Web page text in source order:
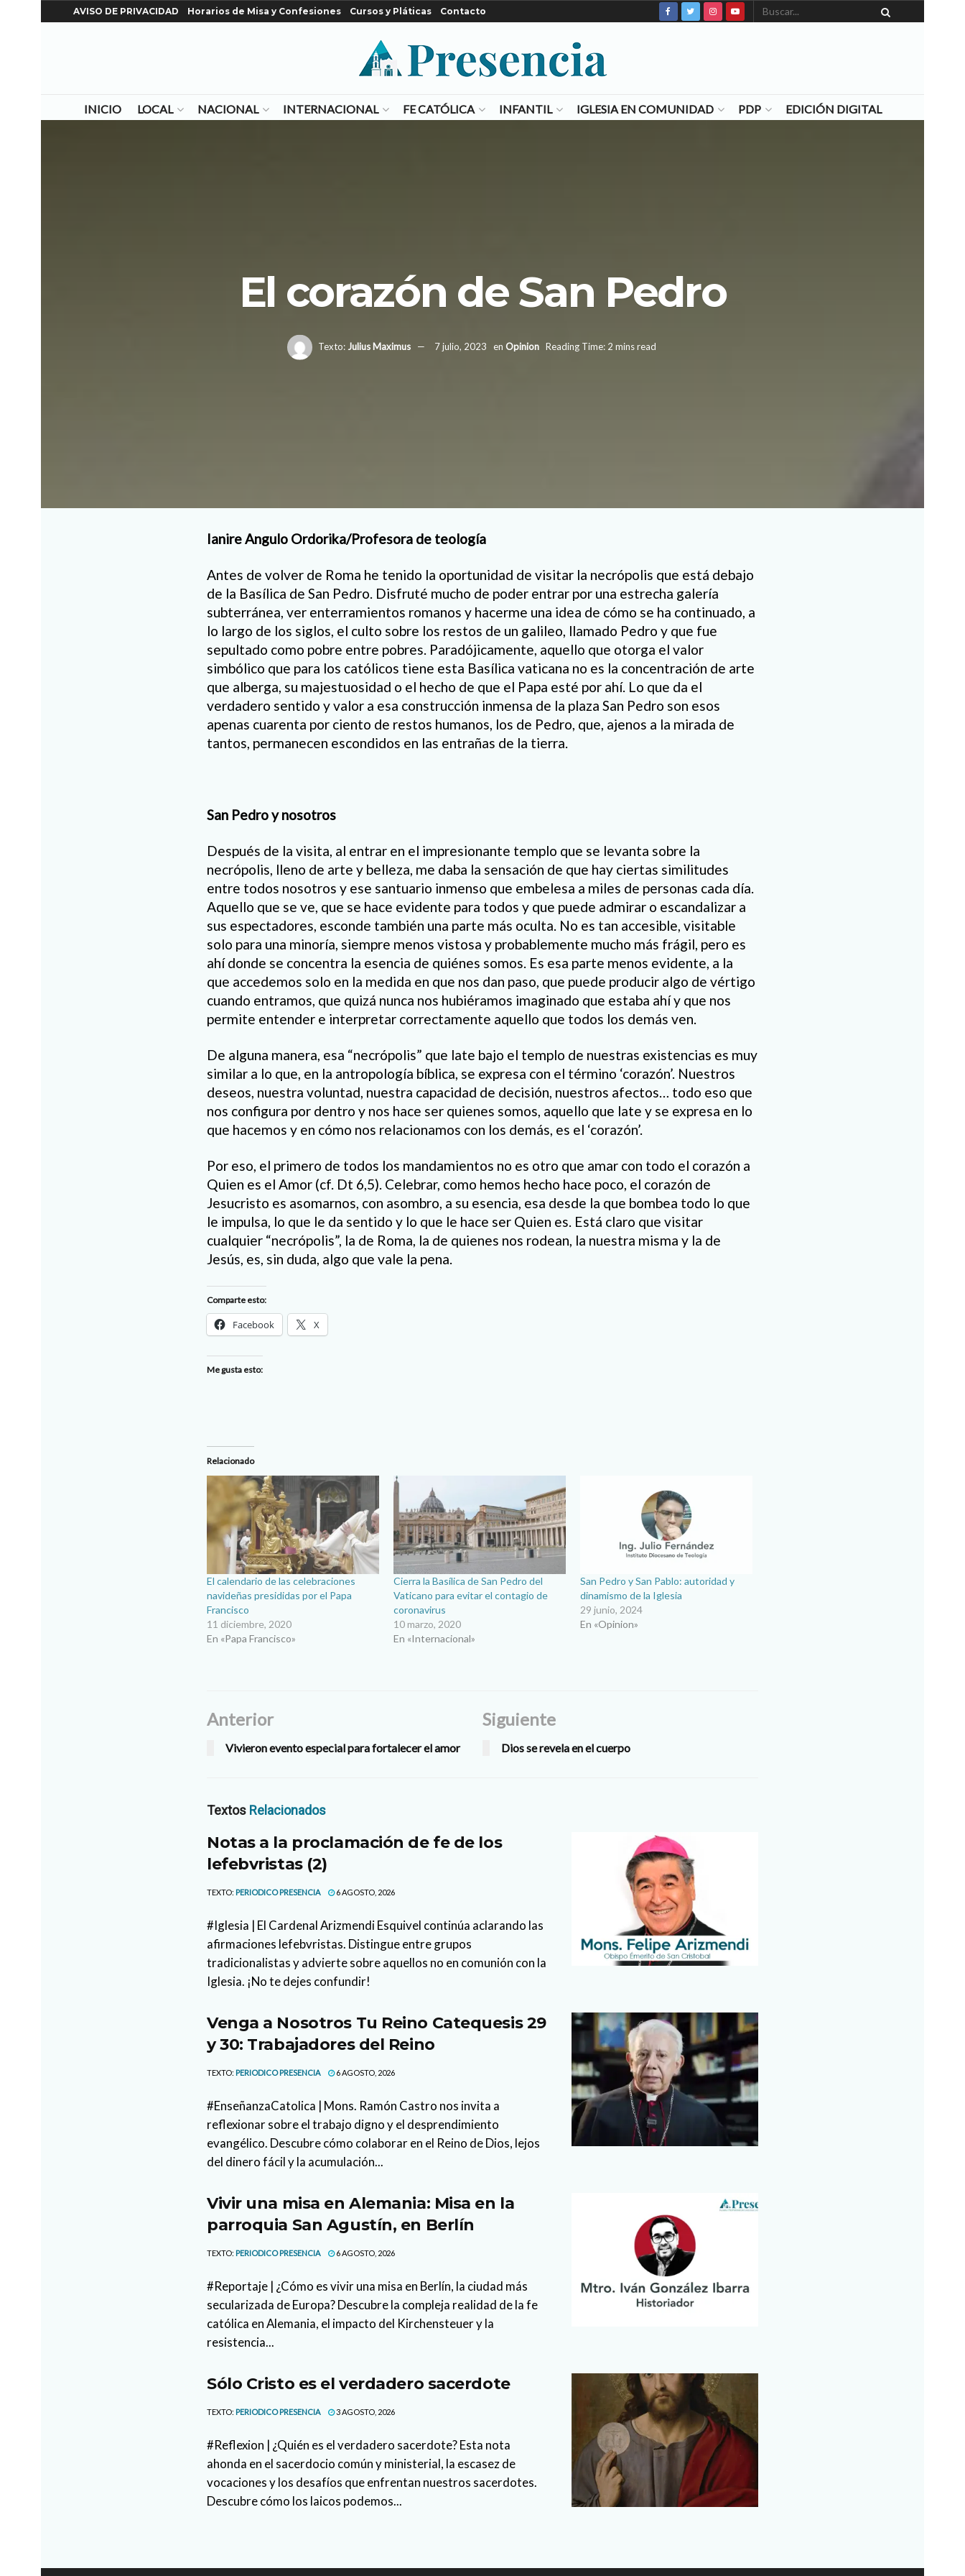
AVISO DE PRIVACIDAD Horarios de Misa y Confesiones Cursos y Pláticas Contacto
INICIO LOCAL NACIONAL INTERNACIONAL FE CATÓLICA INFANTIL IGLESIA EN COMUNIDAD PDP EDICIÓN DIGITAL
El corazón de San Pedro
Texto: Julius Maximus 7 julio, 2023 en Opinion Reading Time: 2 mins read
Ianire Angulo Ordorika/Profesora de teología
Antes de volver de Roma he tenido la oportunidad de visitar la necrópolis que está debajo
de la Basílica de San Pedro. Disfruté mucho de poder entrar por una estrecha galería
subterránea, ver enterramientos romanos y hacerme una idea de cómo se ha continuado, a
lo largo de los siglos, el culto sobre los restos de un galileo, llamado Pedro y que fue
sepultado como pobre entre pobres. Paradójicamente, aquello que otorga el valor
simbólico que para los católicos tiene esta Basílica vaticana no es la concentración de arte
que alberga, su majestuosidad o el hecho de que el Papa esté por ahí. Lo que da el
verdadero sentido y valor a esa construcción inmensa de la plaza San Pedro son esos
apenas cuarenta por ciento de restos humanos, los de Pedro, que, ajenos a la mirada de
tantos, permanecen escondidos en las entrañas de la tierra.
San Pedro y nosotros
Después de la visita, al entrar en el impresionante templo que se levanta sobre la
necrópolis, lleno de arte y belleza, me daba la sensación de que hay ciertas similitudes
entre todos nosotros y ese santuario inmenso que embelesa a miles de personas cada día.
Aquello que se ve, que se hace evidente para todos y que puede admirar o escandalizar a
sus espectadores, esconde también una parte más oculta. No es tan accesible, visitable
solo para una minoría, siempre menos vistosa y probablemente mucho más frágil, pero es
ahí donde se concentra la esencia de quiénes somos. Es esa parte menos evidente, a la
que accedemos solo en la medida en que nos dan paso, que puede producir algo de vértigo
cuando entramos, que quizá nunca nos hubiéramos imaginado que estaba ahí y que nos
permite entender e interpretar correctamente aquello que todos los demás ven.
De alguna manera, esa “necrópolis” que late bajo el templo de nuestras existencias es muy
similar a lo que, en la antropología bíblica, se expresa con el término ‘corazón’. Nuestros
deseos, nuestra voluntad, nuestra capacidad de decisión, nuestros afectos… todo eso que
nos configura por dentro y nos hace ser quienes somos, aquello que late y se expresa en lo
que hacemos y en cómo nos relacionamos con los demás, es el ‘corazón’.
Por eso, el primero de todos los mandamientos no es otro que amar con todo el corazón a
Quien es el Amor (cf. Dt 6,5). Celebrar, como hemos hecho hace poco, el corazón de
Jesucristo es asomarnos, con asombro, a su esencia, esa desde la que bombea todo lo que
le impulsa, lo que le da sentido y lo que le hace ser Quien es. Está claro que visitar
cualquier “necrópolis”, la de Roma, la de quienes nos rodean, la nuestra misma y la de
Jesús, es, sin duda, algo que vale la pena.
Comparte esto:
Facebook X
Me gusta esto:
Relacionado
El calendario de las celebraciones
navideñas presididas por el Papa
Francisco
11 diciembre, 2020
En «Papa Francisco»
Cierra la Basílica de San Pedro del
Vaticano para evitar el contagio de
coronavirus
10 marzo, 2020
En «Internacional»
San Pedro y San Pablo: autoridad y
dinamismo de la Iglesia
29 junio, 2024
En «Opinion»
Anterior
Vivieron evento especial para fortalecer el amor
Siguiente
Dios se revela en el cuerpo
Textos Relacionados
Notas a la proclamación de fe de los
lefebvristas (2)
TEXTO: PERIODICO PRESENCIA 6 AGOSTO, 2026
#Iglesia | El Cardenal Arizmendi Esquivel continúa aclarando las
afirmaciones lefebvristas. Distingue entre grupos
tradicionalistas y advierte sobre aquellos no en comunión con la
Iglesia. ¡No te dejes confundir!
Venga a Nosotros Tu Reino Catequesis 29
y 30: Trabajadores del Reino
TEXTO: PERIODICO PRESENCIA 6 AGOSTO, 2026
#EnseñanzaCatolica | Mons. Ramón Castro nos invita a
reflexionar sobre el trabajo digno y el desprendimiento
evangélico. Descubre cómo colaborar en el Reino de Dios, lejos
del dinero fácil y la acumulación...
Vivir una misa en Alemania: Misa en la
parroquia San Agustín, en Berlín
TEXTO: PERIODICO PRESENCIA 6 AGOSTO, 2026
#Reportaje | ¿Cómo es vivir una misa en Berlín, la ciudad más
secularizada de Europa? Descubre la compleja realidad de la fe
católica en Alemania, el impacto del Kirchensteuer y la
resistencia...
Sólo Cristo es el verdadero sacerdote
TEXTO: PERIODICO PRESENCIA 3 AGOSTO, 2026
#Reflexion | ¿Quién es el verdadero sacerdote? Esta nota
ahonda en el sacerdocio común y ministerial, la escasez de
vocaciones y los desafíos que enfrentan nuestros sacerdotes.
Descubre cómo los laicos podemos...